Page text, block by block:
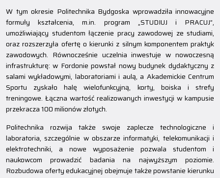
W tym okresie Politechnika Bydgoska wprowadziła innowacyjne
formuły kształcenia, m.in. program „STUDIUJ i PRACUJ”,
umożliwiający studentom łączenie pracy zawodowej ze studiami,
oraz rozszerzyła ofertę o kierunki z silnym komponentem praktyk
zawodowych. Równocześnie uczelnia inwestuje w nowoczesną
infrastrukturę: w Fordonie powstał nowy budynek dydaktyczny z
salami wykładowymi, laboratoriami i aulą, a Akademickie Centrum
Sportu zyskało halę wielofunkcyjną, korty, boiska i strefy
treningowe. Łączna wartość realizowanych inwestycji w kampusie
przekracza 100 milionów złotych.
Politechnika rozwija także swoje zaplecze technologiczne i
laboratoria, szczególnie w obszarze informatyki, telekomunikacji i
elektrotechniki, a nowe wyposażenie pozwala studentom i
naukowcom prowadzić badania na najwyższym poziomie.
Rozbudowa oferty edukacyjnej obejmuje także powstanie kierunku